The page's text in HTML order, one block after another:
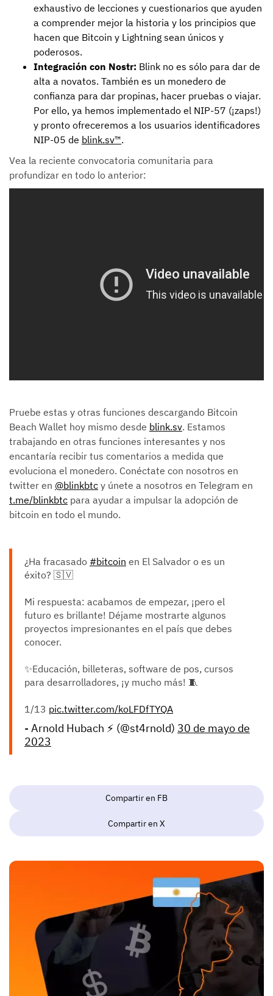
exhaustivo de lecciones y cuestionarios que ayuden
a comprender mejor la historia y los principios que
hacen que Bitcoin y Lightning sean únicos y
poderosos.
Integración con Nostr: Blink no es sólo para dar de
alta a novatos. También es un monedero de
confianza para dar propinas, hacer pruebas o viajar.
Por ello, ya hemos implementado el NIP-57 (¡zaps!)
y pronto ofreceremos a los usuarios identificadores
NIP-05 de blink.sv™.
Vea la reciente convocatoria comunitaria para
profundizar en todo lo anterior:
Pruebe estas y otras funciones descargando Bitcoin
Beach Wallet hoy mismo desde blink.sv. Estamos
trabajando en otras funciones interesantes y nos
encantaría recibir tus comentarios a medida que
evoluciona el monedero. Conéctate con nosotros en
twitter en @blinkbtc y únete a nosotros en Telegram en
t.me/blinkbtc para ayudar a impulsar la adopción de
bitcoin en todo el mundo.
¿Ha fracasado #bitcoin en El Salvador o es un
éxito? 🇸🇻
Mi respuesta: acabamos de empezar, ¡pero el
futuro es brillante! Déjame mostrarte algunos
proyectos impresionantes en el país que debes
conocer.
✨Educación, billeteras, software de pos, cursos
para desarrolladores, ¡y mucho más! 🧵
1/13 pic.twitter.com/koLFDfTYQA
- Arnold Hubach ⚡️ (@st4rnold) 30 de mayo de
2023
Compartir en FB
Compartir en X